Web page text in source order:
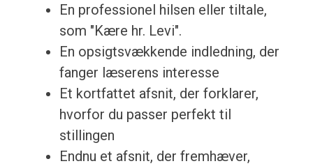
En professionel hilsen eller tiltale,
som "Kære hr. Levi".
En opsigtsvækkende indledning, der
fanger læserens interesse
Et kortfattet afsnit, der forklarer,
hvorfor du passer perfekt til
stillingen
Endnu et afsnit, der fremhæver,